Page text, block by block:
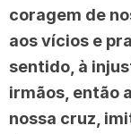
coragem de
aos vícios e
sentido, à
irmãos, então
nossa cruz,